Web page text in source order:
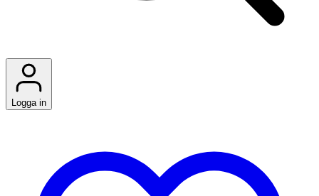
Logga in